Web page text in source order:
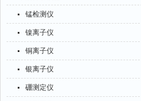
萃取仪
洗油仪
倒角器
氧化锌测试仪
控制器
水浴锅
锰检测仪
镍离子仪
铜离子仪
银离子仪
硼测定仪